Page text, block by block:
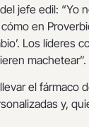
jefe edil: “Yo
en
Los líderes
machetear”.
el fármaco
y,